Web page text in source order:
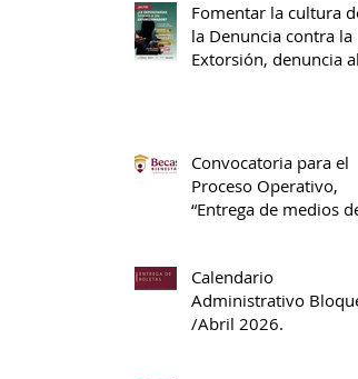
Fomentar la cultura
la Denuncia contra la
Extorsión, denuncia al
Convocatoria para el
Proceso Operativo,
“Entrega de medios
Media Superior Benito
Juárez.
Calendario
Administrativo Bloque
/Abril 2026.